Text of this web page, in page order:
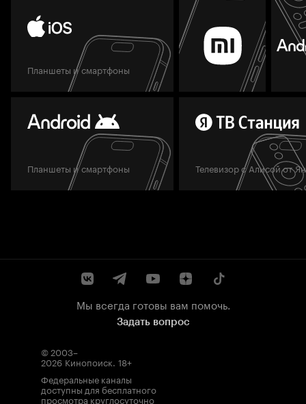
Планшеты и смартфоны
Планшеты и смартфоны Телевизор с Алисой от
Мы всегда готовы вам помочь.
Задать вопрос
© 2003–
2026 Кинопоиск. 18+
Федеральные каналы
доступны для бесплатного
просмотра круглосуточно